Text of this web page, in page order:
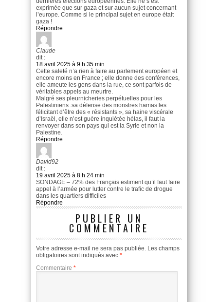
exprimée que sur gaza et sur aucun sujet concernant
l’europe. Comme si le principal sujet en europe était
gaza !
Répondre
Claude
dit :
18 avril 2025 à 9 h 35 min
Cette saleté n’a rien à faire au parlement européen et
encore moins en France ; elle donne des conférences,
elle ameute les gens dans la rue, ce sont parfois de
véritables appels au meurtre.
Malgré ses pleurnicheries perpétuelles pour les
Palestiniens .sa défense des monstres hamas les
félicitant d’être des « résistants », sa haine viscérale
d’Israël, elle n’est guère inquiétée hélas, il faut la
renvoyer dans son pays qui est la Syrie et non la
Palestine.
Répondre
David92
dit :
19 avril 2025 à 8 h 24 min
SONDAGE – 72% des Français estiment qu’il faut faire
appel à l’armée pour lutter contre le trafic de drogue
dans les quartiers difficiles
Répondre
PUBLIER UN
COMMENTAIRE
Votre adresse e-mail ne sera pas publiée. Les champs
obligatoires sont indiqués avec *
Commentaire *